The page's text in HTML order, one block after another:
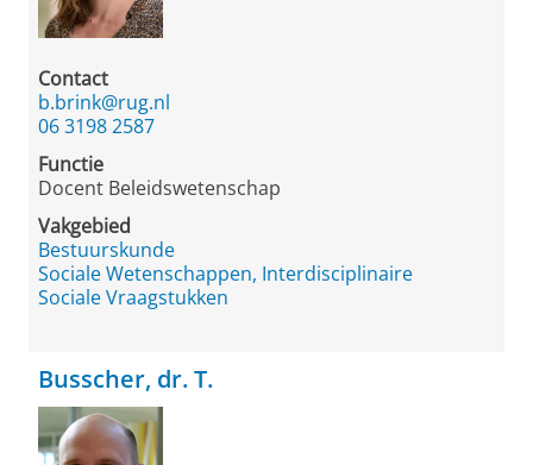
Contact
b.brink@rug.nl
06 3198 2587
Functie
Docent Beleidswetenschap
Vakgebied
Bestuurskunde
Sociale Wetenschappen, Interdisciplinaire
Sociale Vraagstukken
Busscher, dr. T.